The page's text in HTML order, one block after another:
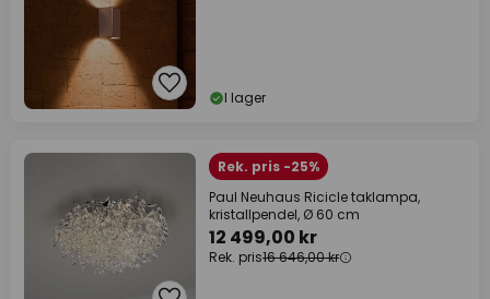
I lager
Rek. pris -25%
Paul Neuhaus Ricicle taklampa,
kristallpendel, Ø 60 cm
12 499,00 kr
Rek. pris16 646,00 kr